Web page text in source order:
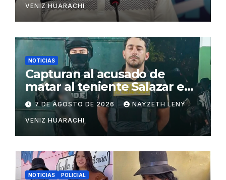
VENIZ HUARACHI
NOTICIAS
Capturan al acusado de
matar al teniente Salazar en
San Matías
7 DE AGOSTO DE 2026 NAYZETH LENY
VENIZ HUARACHI
NOTICIAS POLICIAL